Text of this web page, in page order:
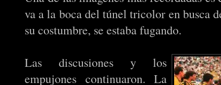
va a la boca del túnel tricolor en busca
su costumbre, se estaba fugando.
Las discusiones y los
empujones continuaron. La